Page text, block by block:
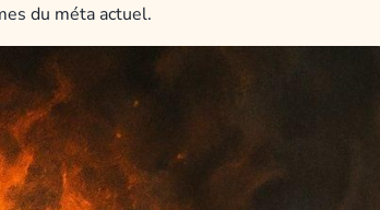
du méta actuel.